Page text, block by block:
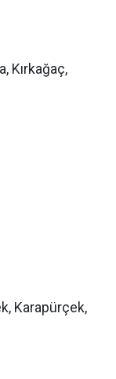
Kırkağaç,
Karapürçek,